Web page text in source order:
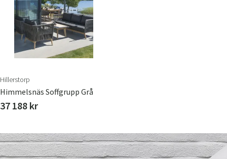
Hillerstorp
Himmelsnäs Soffgrupp Grå
37 188 kr